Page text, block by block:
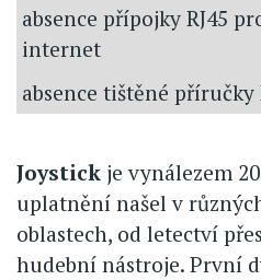
absence přípojky RJ45
internet
absence tištěné příručky
Joystick je vynálezem
uplatnění našel v
oblastech, od letectví
hudební nástroje. První